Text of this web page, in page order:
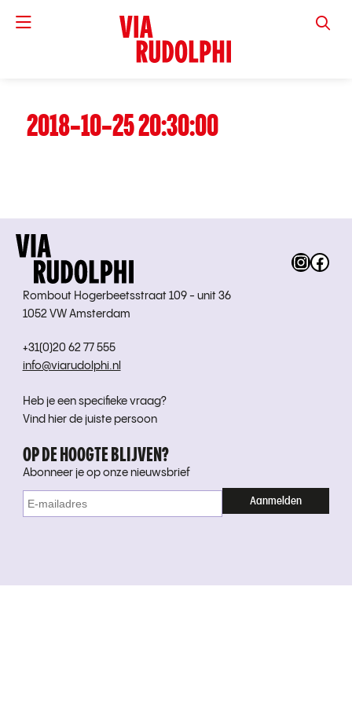
VIA
2018-10-25 20:30:00
Rombout Hogerbeetsstraat 109 - unit 36
1052 VW Amsterdam
+31(0)20 62 77 555
info@viarudolphi.nl
Heb je een specifieke vraag?
Vind hier de juiste persoon
OP DE HOOGTE BLIJVEN?
Abonneer je op onze nieuwsbrief